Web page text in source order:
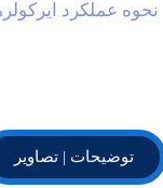
نحوه عملکرد ایرکولرها
توضیحات | تصاویر